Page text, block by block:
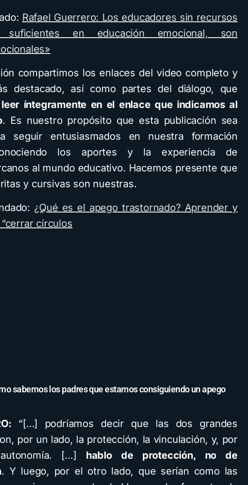
Rafael Guerrero: Los educadores sin recursos
suficientes en educación emocional, son
compartimos los enlaces del video completo y
destacado, así como partes del diálogo, que
íntegramente en el enlace que indicamos al
. Es nuestro propósito que esta publicación sea
seguir entusiasmados en nuestra formación
los aportes y la experiencia de
al mundo educativo. Hacemos presente que
y cursivas son nuestras.
¿Qué es el apego trastornado? Aprender y
círculos
sabemos los padres que estamos consiguiendo un apego
“[…] podríamos decir que las dos grandes
por un lado, la protección, la vinculación, y, por
[…] hablo de protección, no de
. Y luego, por el otro lado, que serían como las